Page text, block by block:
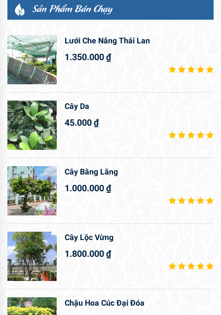
Sản Phẩm Bán Chạy
Lưới Che Nắng Thái Lan
1.350.000₫
Cây Da
45.000₫
Cây Bằng Lăng
1.000.000₫
Cây Lộc Vừng
1.800.000₫
Chậu Hoa Cúc Đại Đóa